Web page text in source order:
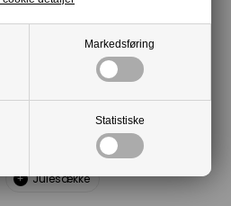
Markedsføring
Statistiske
nedbrydeligt papirsbånd og
Nemmere bliver det
Julesække